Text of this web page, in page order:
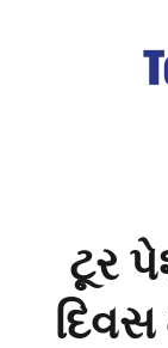
ટૂર
દિવસ